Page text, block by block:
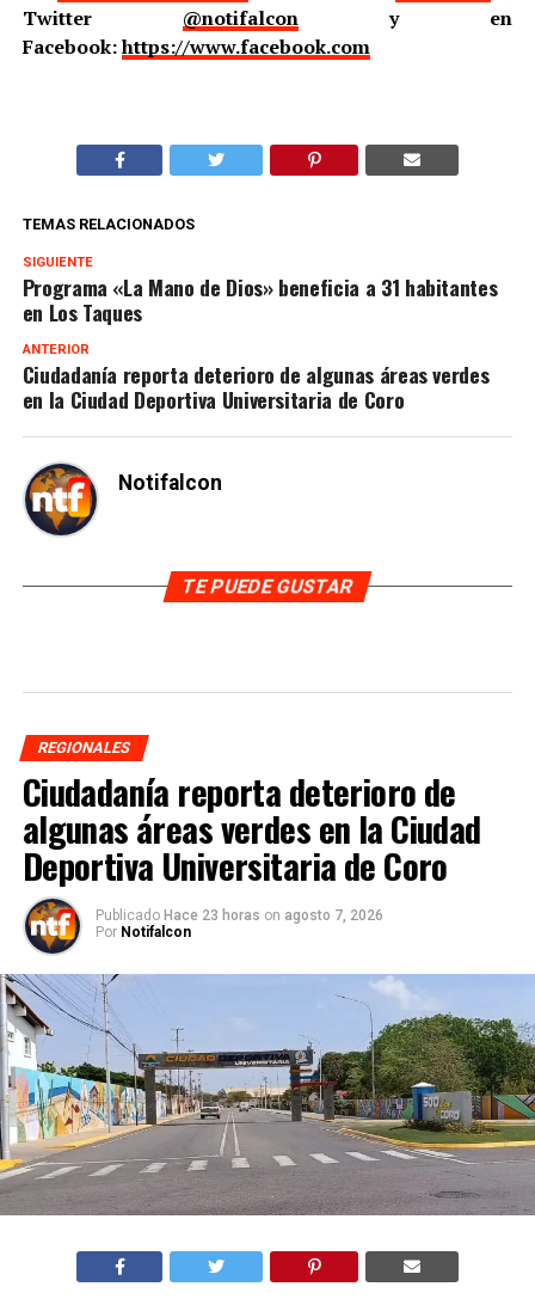
Twitter @notifalcony en
Facebook:https://www.facebook.com
TEMAS RELACIONADOS
SIGUIENTE
Programa «La Mano de Dios» beneficia a 31 habitantes
en Los Taques
ANTERIOR
Ciudadanía reporta deterioro de algunas áreas verdes
en la Ciudad Deportiva Universitaria de Coro
Notifalcon
TE PUEDE GUSTAR
REGIONALES
Ciudadanía reporta deterioro de
algunas áreas verdes en la Ciudad
Deportiva Universitaria de Coro
Publicado Hace 23 horas on agosto 7, 2026
Por Notifalcon